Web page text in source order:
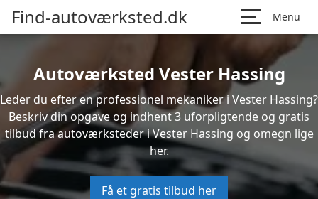
Find-autoværksted.dk Menu
Autoværksted Vester Hassing
Leder du efter en professionel mekaniker i Vester Hassing?
Beskriv din opgave og indhent 3 uforpligtende og gratis
tilbud fra autoværksteder i Vester Hassing og omegn lige
her.
Få et gratis tilbud her